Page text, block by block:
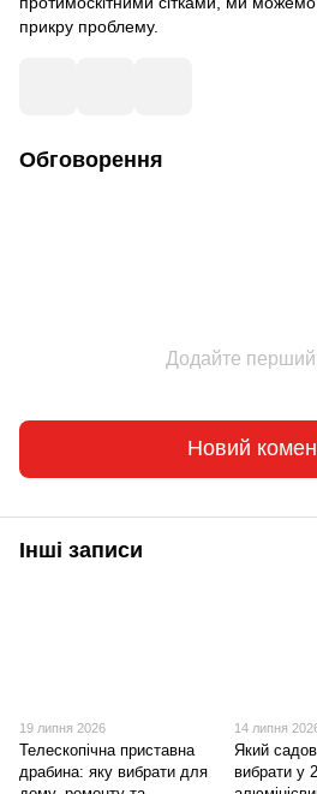
прикру проблему.
Обговорення
Додайте перший
Новий
Інші записи
19 липня 2026
Телескопічна приставна
драбина: яку вибрати для
14 липня
Який
вибрати у